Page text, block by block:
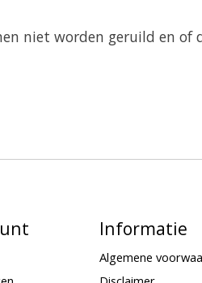
niet worden geruild en
Informatie
Algemene